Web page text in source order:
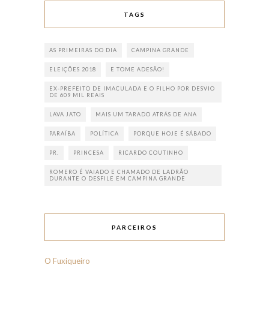
TAGS
AS PRIMEIRAS DO DIA CAMPINA GRANDE
ELEIÇÕES 2018 E TOME ADESÃO!
EX-PREFEITO DE IMACULADA E O FILHO POR DESVIO
DE 609 MIL REAIS
LAVA JATO MAIS UM TARADO ATRÁS DE ANA
PARAÍBA POLÍTICA PORQUE HOJE É SÁBADO
PR. PRINCESA RICARDO COUTINHO
ROMERO É VAIADO E CHAMADO DE LADRÃO
DURANTE O DESFILE EM CAMPINA GRANDE
PARCEIROS
O Fuxiqueiro